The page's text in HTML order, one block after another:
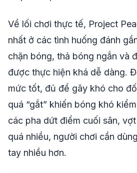
Về lối chơi thực tế, Project
nhất ở các tình huống đánh
chặn bóng, thả bóng ngắn và
được thực hiện khá dễ dàng.
mức tốt, đủ để gây khó cho
quá “gắt” khiến bóng khó
các pha dứt điểm cuối sân,
quá nhiều, người chơi cần
tay nhiều hơn.